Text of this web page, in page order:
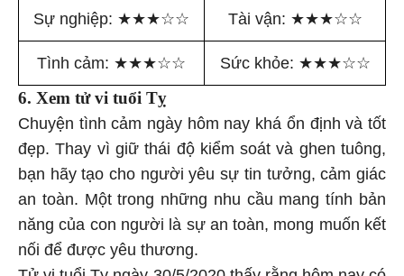
Sự nghiệp: ★★★☆☆ Tài vận: ★★★☆☆
Tình cảm: ★★★☆☆ Sức khỏe: ★★★☆☆
6. Xem tử vi tuổi Tỵ
Chuyện tình cảm ngày hôm nay khá ổn định và tốt
đẹp. Thay vì giữ thái độ kiểm soát và ghen tuông,
bạn hãy tạo cho người yêu sự tin tưởng, cảm giác
an toàn. Một trong những nhu cầu mang tính bản
năng của con người là sự an toàn, mong muốn kết
nối để được yêu thương.